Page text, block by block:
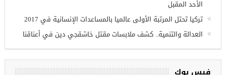
أردوغان يفتتح القسم الثاني من خط مترو ” أوسكودار- جكمة كوي”
الأحد المقبل
تركيا تحتل المرتبة الأولى عالميا بالمساعدات الإنسانية في 2017
العدالة والتنمية.. كشف ملابسات مقتل خاشقجي دين في أعناقنا